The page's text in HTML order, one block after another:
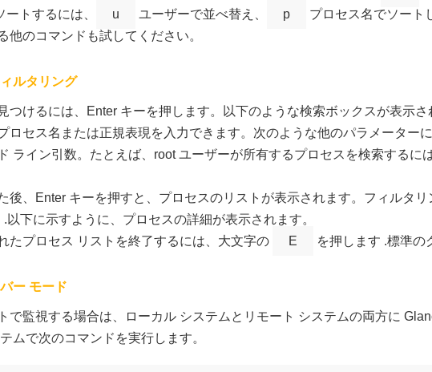
ートするには、 u ユーザーで並べ替え、 p プロセス名でソート
他のコマンドも試してください。
ルタリング
つけるには、Enter キーを押します。以下のような検索ボックスが表示さ
ロセス名または正規表現を入力できます。次のような他のパラメーター
ライン引数。たとえば、root ユーザーが所有するプロセスを検索するに
後、Enter キーを押すと、プロセスのリストが表示されます。フィルタリ
.以下に示すように、プロセスの詳細が表示されます。
たプロセス リストを終了するには、大文字の
E を押します .標準の
ー モード
で監視する場合は、ローカル システムとリモート システムの両方に
ムで次のコマンドを実行します。